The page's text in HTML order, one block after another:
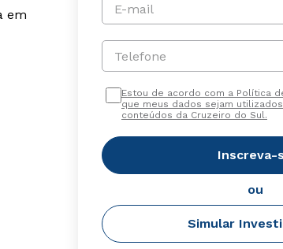
em
E-mail
Telefone
Estou de acordo com a Política
que meus dados sejam
conteúdos da Cruzeiro do Sul.
Inscreva-
ou
Simular